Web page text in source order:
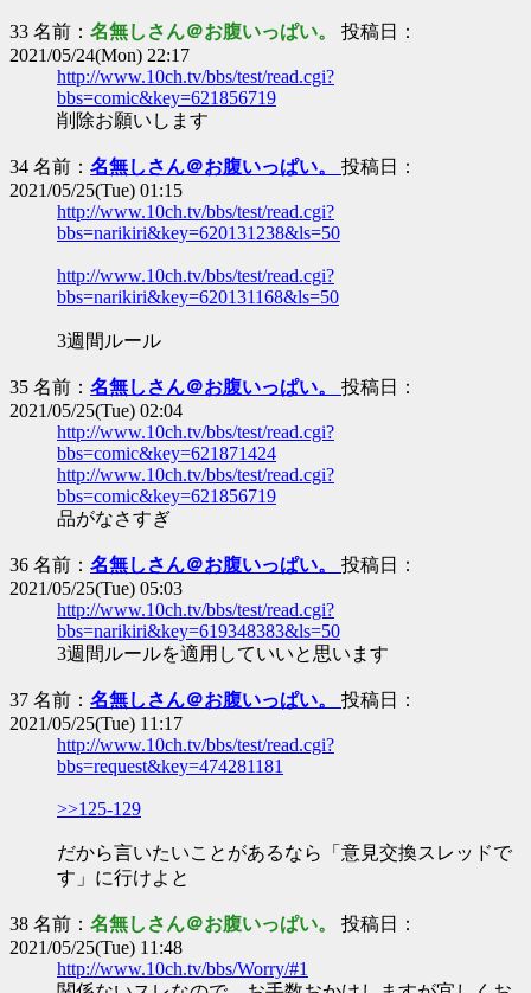
33 名前： 名無しさん＠お腹いっぱい。 投稿日：
2021/05/24(Mon) 22:17
http://www.10ch.tv/bbs/test/read.cgi?
bbs=comic&key=621856719
削除お願いします
34 名前： 名無しさん＠お腹いっぱい。 投稿日：
2021/05/25(Tue) 01:15
http://www.10ch.tv/bbs/test/read.cgi?
bbs=narikiri&key=620131238&ls=50
http://www.10ch.tv/bbs/test/read.cgi?
bbs=narikiri&key=620131168&ls=50
3週間ルール
35 名前： 名無しさん＠お腹いっぱい。 投稿日：
2021/05/25(Tue) 02:04
http://www.10ch.tv/bbs/test/read.cgi?
bbs=comic&key=621871424
http://www.10ch.tv/bbs/test/read.cgi?
bbs=comic&key=621856719
品がなさすぎ
36 名前： 名無しさん＠お腹いっぱい。 投稿日：
2021/05/25(Tue) 05:03
http://www.10ch.tv/bbs/test/read.cgi?
bbs=narikiri&key=619348383&ls=50
3週間ルールを適用していいと思います
37 名前： 名無しさん＠お腹いっぱい。 投稿日：
2021/05/25(Tue) 11:17
http://www.10ch.tv/bbs/test/read.cgi?
bbs=request&key=474281181
>>125-129
だから言いたいことがあるなら「意見交換スレッドで
す」に行けよと
38 名前： 名無しさん＠お腹いっぱい。 投稿日：
2021/05/25(Tue) 11:48
http://www.10ch.tv/bbs/Worry/#1